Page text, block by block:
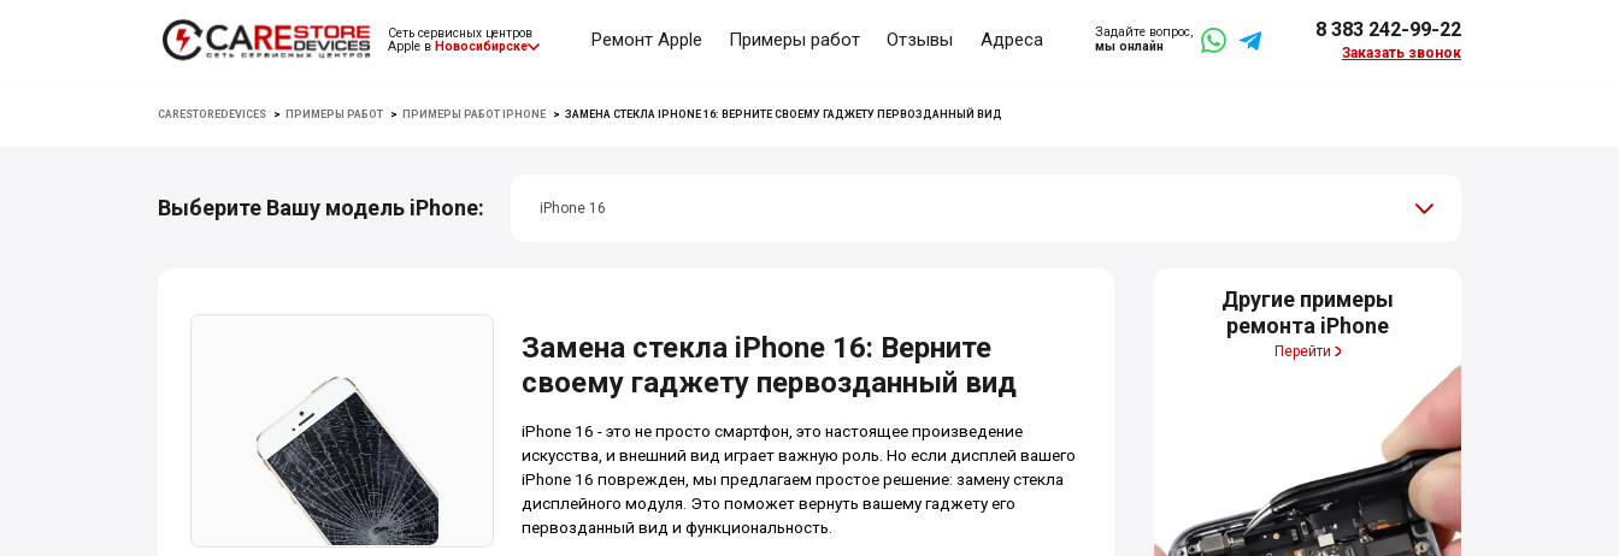
Сеть сервисных центров
Apple в Новосибирске Ремонт Apple Примеры работ Отзывы Адреса
Задайте вопрос,
мы онлайн
8 383 242-99-22
Заказать звонок
CARESTOREDEVICES > ПРИМЕРЫ РАБОТ > ПРИМЕРЫ РАБОТ IPHONE >ЗАМЕНА СТЕКЛА IPHONE 16: ВЕРНИТЕ СВОЕМУ ГАДЖЕТУ ПЕРВОЗДАННЫЙ ВИД
Выберите Вашу модель iPhone: iPhone 16
Замена стекла iPhone 16: Верните
своему гаджету первозданный вид
iPhone 16 - это не просто смартфон, это настоящее произведение
искусства, и внешний вид играет важную роль. Но если дисплей вашего
iPhone 16 поврежден, мы предлагаем простое решение: замену стекла
дисплейного модуля. Это поможет вернуть вашему гаджету его
первозданный вид и функциональность.
Другие примеры
ремонта iPhone
Перейти